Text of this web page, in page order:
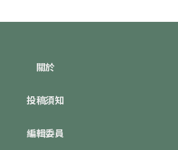
關於
投稿須知
編輯委員